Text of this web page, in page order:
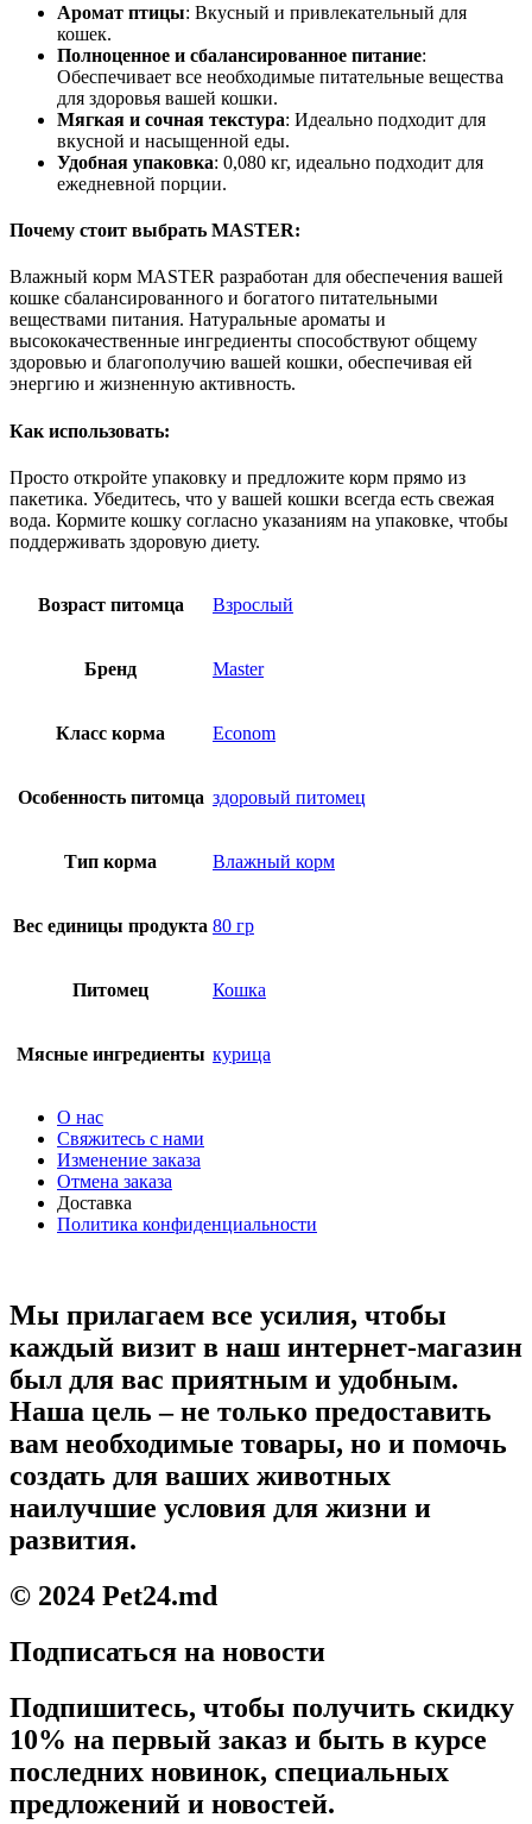
Аромат птицы: Вкусный и привлекательный для
кошек.
Полноценное и сбалансированное питание:
Обеспечивает все необходимые питательные вещества
для здоровья вашей кошки.
Мягкая и сочная текстура: Идеально подходит для
вкусной и насыщенной еды.
Удобная упаковка: 0,080 кг, идеально подходит для
ежедневной порции.
Почему стоит выбрать MASTER:
Влажный корм MASTER разработан для обеспечения вашей
кошке сбалансированного и богатого питательными
веществами питания. Натуральные ароматы и
высококачественные ингредиенты способствуют общему
здоровью и благополучию вашей кошки, обеспечивая ей
энергию и жизненную активность.
Как использовать:
Просто откройте упаковку и предложите корм прямо из
пакетика. Убедитесь, что у вашей кошки всегда есть свежая
вода. Кормите кошку согласно указаниям на упаковке, чтобы
поддерживать здоровую диету.
Возраст питомца Взрослый
Бренд Master
Класс корма Econom
Особенность питомца здоровый питомец
Тип корма Влажный корм
Вес единицы продукта 80 гр
Питомец Кошка
Мясные ингредиенты курица
О нас
Свяжитесь с нами
Изменение заказа
Отмена заказа
Доставка
Политика конфиденциальности
Мы прилагаем все усилия, чтобы
каждый визит в наш интернет-магазин
был для вас приятным и удобным.
Наша цель – не только предоставить
вам необходимые товары, но и помочь
создать для ваших животных
наилучшие условия для жизни и
развития.
© 2024 Pet24.md
Подписаться на новости
Подпишитесь, чтобы получить скидку
10% на первый заказ и быть в курсе
последних новинок, специальных
предложений и новостей.